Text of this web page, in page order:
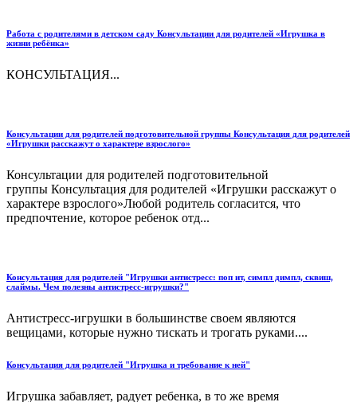
Работа с родителями в детском саду Консультации для родителей «Игрушка в
жизни ребёнка»
КОНСУЛЬТАЦИЯ...
Консультации для родителей подготовительной группы Консультация для родителей
«Игрушки расскажут о характере взрослого»
Консультации для родителей подготовительной
группы Консультация для родителей «Игрушки расскажут о
характере взрослого»Любой родитель согласится, что
предпочтение, которое ребенок отд...
Консультация для родителей "Игрушки антистресс: поп ит, симпл димпл, сквиш,
слаймы. Чем полезны антистресс-игрушки?"
Антистресс-игрушки в большинстве своем являются
вещицами, которые нужно тискать и трогать руками....
Консультация для родителей "Игрушка и требование к ней"
Игрушка забавляет, радует ребенка, в то же время